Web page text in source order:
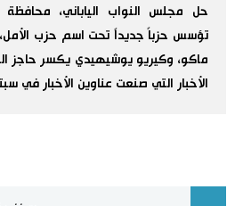
إنفوغرافيك اليابان
أخبار
اليابان في فيديو
حل مجلس النواب الياباني،
تؤسس حزباً جديداً تحت اسم حزب الأمل،
الأخبار التي صنعت عناوين الأخبار في